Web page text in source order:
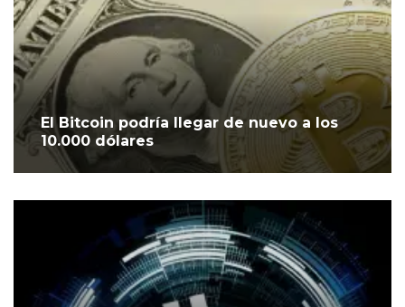
El Bitcoin podría llegar de nuevo a los
10.000 dólares